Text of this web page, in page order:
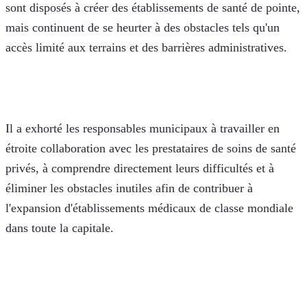
sont disposés à créer des établissements de santé de pointe,
mais continuent de se heurter à des obstacles tels qu'un
accès limité aux terrains et des barrières administratives.
Il a exhorté les responsables municipaux à travailler en
étroite collaboration avec les prestataires de soins de santé
privés, à comprendre directement leurs difficultés et à
éliminer les obstacles inutiles afin de contribuer à
l'expansion d'établissements médicaux de classe mondiale
dans toute la capitale.